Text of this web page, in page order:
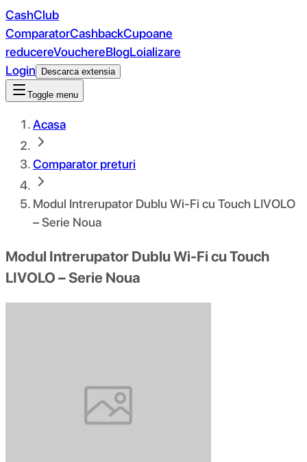
CashClub
ComparatorCashbackCupoane
reducereVouchereBlogLoializare
Login
Descarca extensia
Toggle menu
Acasa
Comparator preturi
Modul Intrerupator Dublu Wi-Fi cu Touch LIVOLO
– Serie Noua
Modul Intrerupator Dublu Wi-Fi cu Touch
LIVOLO – Serie Noua